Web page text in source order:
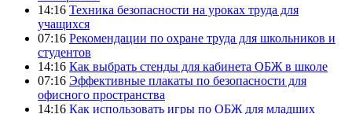
14:16 Техника безопасности на уроках труда для
учащихся
07:16 Рекомендации по охране труда для школьников и
студентов
14:16 Как выбрать стенды для кабинета ОБЖ в школе
07:16 Эффективные плакаты по безопасности для
офисного пространства
14:16 Как использовать игры по ОБЖ для младших